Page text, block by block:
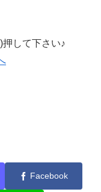
して下さい♪
Facebook